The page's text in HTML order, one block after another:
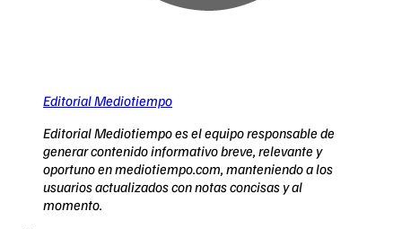
Editorial Mediotiempo
Editorial Mediotiempo es el equipo responsable de
generar contenido informativo breve, relevante y
oportuno en mediotiempo.com, manteniendo a los
usuarios actualizados con notas concisas y al
momento.